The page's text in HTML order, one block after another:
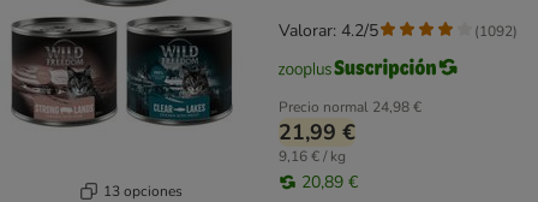
13 opciones
Precio normal 24,98 €
21,99 €
9,16 € / kg
20,89 €
Valorar: 4.2/5 (1092)